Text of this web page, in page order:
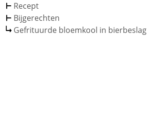
Recept
Bijgerechten
Gefrituurde bloemkool in bierbeslag